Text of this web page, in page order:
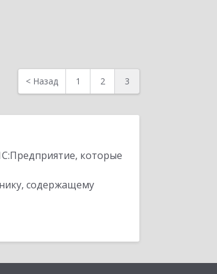
< Назад 1 2 3
которые
содержащему